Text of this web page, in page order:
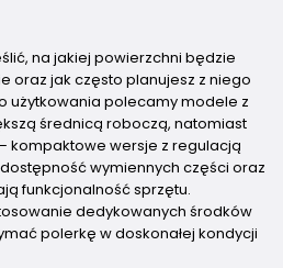
na jakiej powierzchni będzie
oraz jak często planujesz z niego
użytkowania polecamy modele z
średnicą roboczą, natomiast
kompaktowe wersje z regulacją
wymiennych części oraz
funkcjonalność sprzętu.
dedykowanych środków
polerkę w doskonałej kondycji